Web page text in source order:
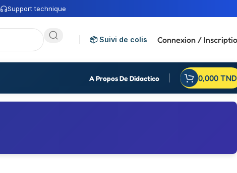
Support technique
📦 Suivi de colis Connexion /
A Propos De Didactico 0,000 TND